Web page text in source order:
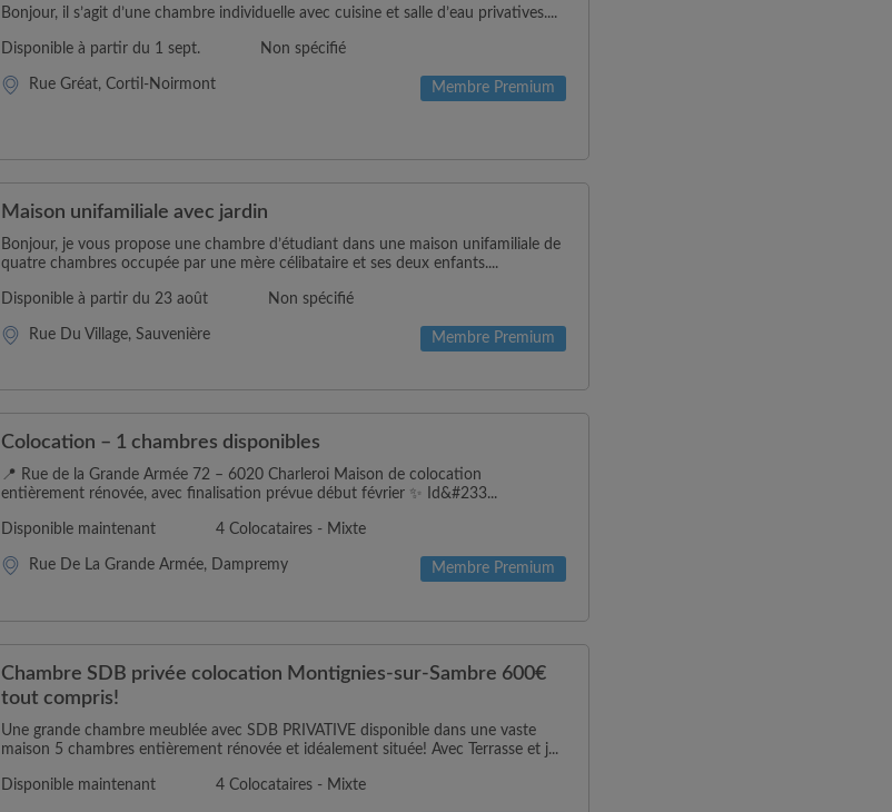
Bonjour, il s’agit d’une chambre individuelle avec cuisine et salle d’eau privatives....
Disponible à partir du 1 sept. Non spécifié
Rue Gréat, Cortil-Noirmont Membre Premium
Maison unifamiliale avec jardin
Bonjour, je vous propose une chambre d’étudiant dans une maison unifamiliale de
quatre chambres occupée par une mère célibataire et ses deux enfants....
Disponible à partir du 23 août Non spécifié
Rue Du Village, Sauvenière Membre Premium
Colocation – 1 chambres disponibles
📍 Rue de la Grande Armée 72 – 6020 Charleroi Maison de colocation
entièrement rénovée, avec finalisation prévue début février ✨ Id&#233...
Disponible maintenant 4 Colocataires - Mixte
Rue De La Grande Armée, Dampremy Membre Premium
Chambre SDB privée colocation Montignies-sur-Sambre 600€
tout compris!
Une grande chambre meublée avec SDB PRIVATIVE disponible dans une vaste
maison 5 chambres entièrement rénovée et idéalement située! Avec Terrasse et j...
Disponible maintenant 4 Colocataires - Mixte